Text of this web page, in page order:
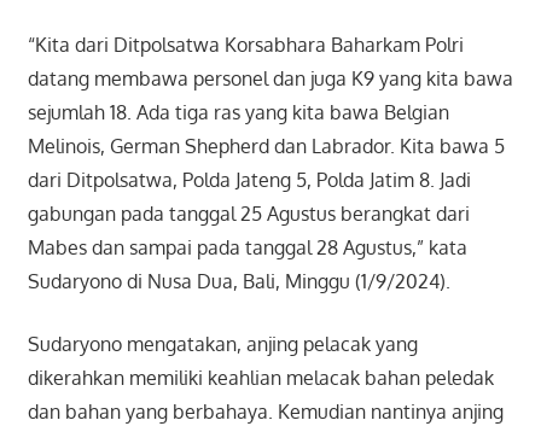
“Kita dari Ditpolsatwa Korsabhara Baharkam Polri
datang membawa personel dan juga K9 yang kita bawa
sejumlah 18. Ada tiga ras yang kita bawa Belgian
Melinois, German Shepherd dan Labrador. Kita bawa 5
dari Ditpolsatwa, Polda Jateng 5, Polda Jatim 8. Jadi
gabungan pada tanggal 25 Agustus berangkat dari
Mabes dan sampai pada tanggal 28 Agustus,” kata
Sudaryono di Nusa Dua, Bali, Minggu (1/9/2024).
Sudaryono mengatakan, anjing pelacak yang
dikerahkan memiliki keahlian melacak bahan peledak
dan bahan yang berbahaya. Kemudian nantinya anjing